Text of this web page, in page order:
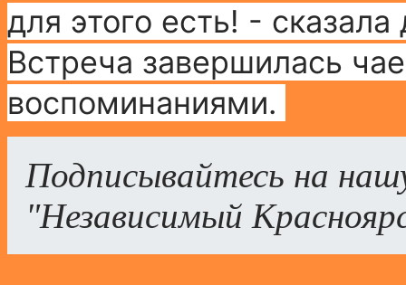
для этого есть! -
Встреча завершилась
воспоминаниями.
Подписывайтесь на
"Независимый